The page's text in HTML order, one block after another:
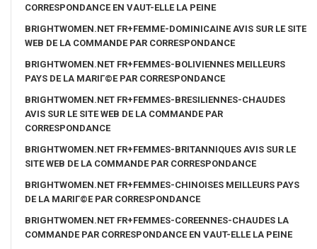
CORRESPONDANCE EN VAUT-ELLE LA PEINE
BRIGHTWOMEN.NET FR+FEMME-DOMINICAINE AVIS SUR LE SITE
WEB DE LA COMMANDE PAR CORRESPONDANCE
BRIGHTWOMEN.NET FR+FEMMES-BOLIVIENNES MEILLEURS
PAYS DE LA MARIГ©E PAR CORRESPONDANCE
BRIGHTWOMEN.NET FR+FEMMES-BRESILIENNES-CHAUDES
AVIS SUR LE SITE WEB DE LA COMMANDE PAR
CORRESPONDANCE
BRIGHTWOMEN.NET FR+FEMMES-BRITANNIQUES AVIS SUR LE
SITE WEB DE LA COMMANDE PAR CORRESPONDANCE
BRIGHTWOMEN.NET FR+FEMMES-CHINOISES MEILLEURS PAYS
DE LA MARIГ©E PAR CORRESPONDANCE
BRIGHTWOMEN.NET FR+FEMMES-COREENNES-CHAUDES LA
COMMANDE PAR CORRESPONDANCE EN VAUT-ELLE LA PEINE